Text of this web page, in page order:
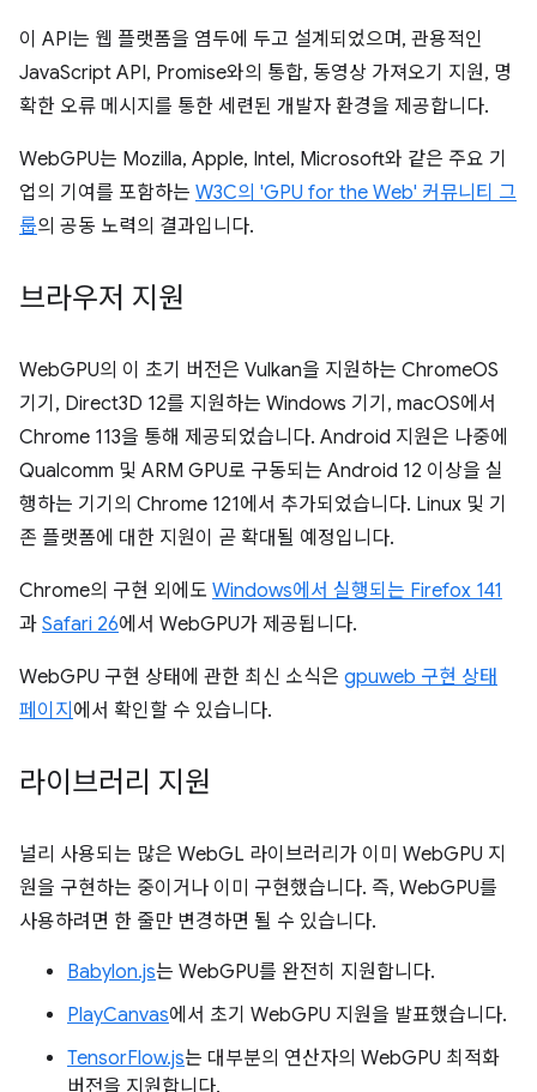
이 API는 웹 플랫폼을 염두에 두고 설계되었으며, 관용적인
JavaScript API, Promise와의 통합, 동영상 가져오기 지원, 명
확한 오류 메시지를 통한 세련된 개발자 환경을 제공합니다.
WebGPU는 Mozilla, Apple, Intel, Microsoft와 같은 주요 기
업의 기여를 포함하는 W3C의 'GPU for the Web' 커뮤니티 그
룹의 공동 노력의 결과입니다.
브라우저 지원
WebGPU의 이 초기 버전은 Vulkan을 지원하는 ChromeOS
기기, Direct3D 12를 지원하는 Windows 기기, macOS에서
Chrome 113을 통해 제공되었습니다. Android 지원은 나중에
Qualcomm 및 ARM GPU로 구동되는 Android 12 이상을 실
행하는 기기의 Chrome 121에서 추가되었습니다. Linux 및 기
존 플랫폼에 대한 지원이 곧 확대될 예정입니다.
Chrome의 구현 외에도 Windows에서 실행되는 Firefox 141
과 Safari 26에서 WebGPU가 제공됩니다.
WebGPU 구현 상태에 관한 최신 소식은 gpuweb 구현 상태
페이지 에서 확인할 수 있습니다.
라이브러리 지원
널리 사용되는 많은 WebGL 라이브러리가 이미 WebGPU 지
원을 구현하는 중이거나 이미 구현했습니다. 즉, WebGPU를
사용하려면 한 줄만 변경하면 될 수 있습니다.
Babylon.js는 WebGPU를 완전히 지원합니다.
PlayCanvas에서 초기 WebGPU 지원을 발표했습니다.
TensorFlow.js는 대부분의 연산자의 WebGPU 최적화
버전을 지원합니다.